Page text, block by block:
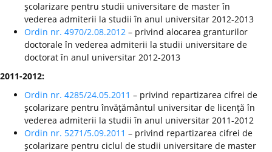
şcolarizare pentru studii universitare de master în
vederea admiterii la studii în anul universitar 2012-2013
Ordin nr. 4970/2.08.2012 – privind alocarea granturilor
doctorale în vederea admiterii la studii universitare de
doctorat în anul universitar 2012-2013
2011-2012:
Ordin nr. 4285/24.05.2011 – privind repartizarea cifrei de
şcolarizare pentru învăţământul universitar de licenţă în
vederea admiterii la studii în anul universitar 2011-2012
Ordin nr. 5271/5.09.2011 – privind repartizarea cifrei de
şcolarizare pentru ciclul de studii universitare de master